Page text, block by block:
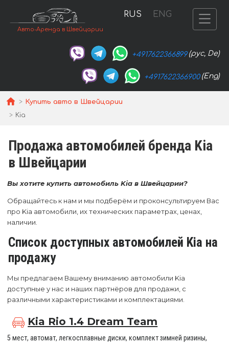
Авто-Аренда в Швейцарии
RUS ENG
+4917622366899 (рус, De)
+4917622366900 (Eng)
Купить авто в Швейцарии
Kia
Продажа автомобилей бренда Kia
в Швейцарии
Вы хотите купить автомобиль Kia в Швейцарии?
Обращайтесь к нам и мы подберём и проконсультируем Вас
про Kia автомобили, их технических параметрах, ценах,
наличии.
Список доступных автомобилей Kia на
продажу
Мы предлагаем Вашему вниманию автомобили Kia
доступные у нас и наших партнёров для продажи, с
различными характеристиками и комплектациями.
Kia Rio 1.4 Dream Team
5 мест, автомат, легкосплавные диски, комплект зимней ризины,